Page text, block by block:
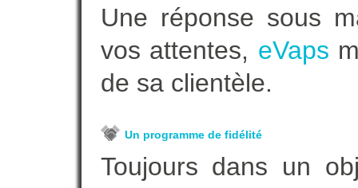
Une réponse sous
vos attentes, eVaps
de sa clientèle.
Un programme de fidélité
Toujours dans un